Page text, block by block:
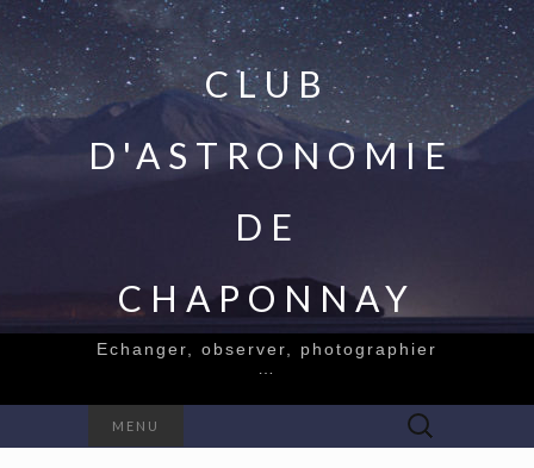
CLUB
D'ASTRONOMIE
DE
CHAPONNAY
Echanger, observer, photographier
MENU Rechercher :